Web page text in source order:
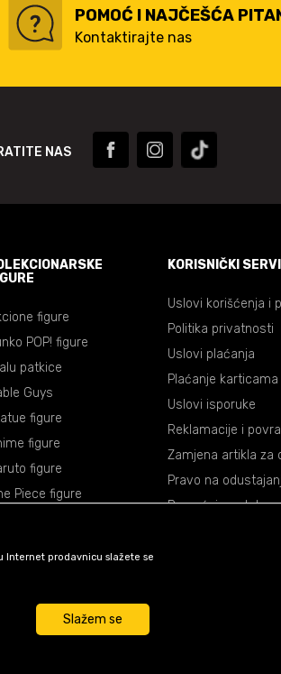
POMOĆ I NAJČEŠĆA
Kontaktirajte nas
NAS
figure
POP! figure
patkice
Guys
figure
figure
figure
Piece figure
Wars figure
KORISNIČKI
Uslovi korišćenja i
Politika privatnosti
Uslovi plaćanja
Plaćanje karticama
Uslovi isporuke
Reklamacije i
Zamjena artikla za
Pravo na
Povraćaj sredstava
Internet prodavnicu slažete se
Slažem se